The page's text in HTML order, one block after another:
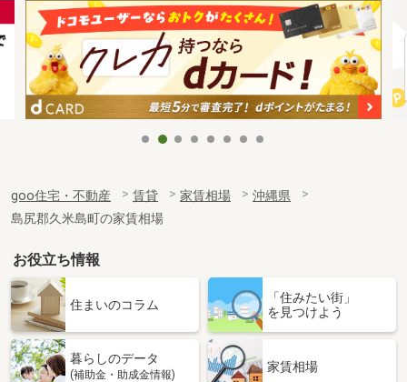
goo住宅・不動産 賃貸 家賃相場
沖縄県
島尻郡久米島町の家賃相場
お役立ち情報
住まいのコラム
「住みたい街」
を見つけよう
暮らしのデータ
(補助金・助成金情報)
家賃相場